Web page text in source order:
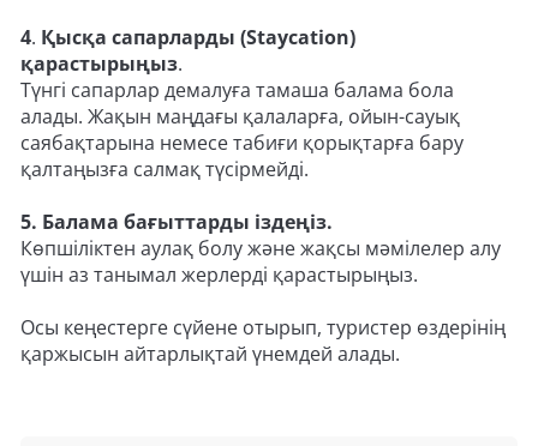
4. Қысқа сапарларды (Staycation)
қарастырыңыз.
Түнгі сапарлар демалуға тамаша балама бола
алады. Жақын маңдағы қалаларға, ойын-сауық
саябақтарына немесе табиғи қорықтарға бару
қалтаңызға салмақ түсірмейді.
5. Балама бағыттарды іздеңіз.
Көпшіліктен аулақ болу және жақсы мәмілелер алу
үшін аз танымал жерлерді қарастырыңыз.
Осы кеңестерге сүйене отырып, туристер өздерінің
қаржысын айтарлықтай үнемдей алады.